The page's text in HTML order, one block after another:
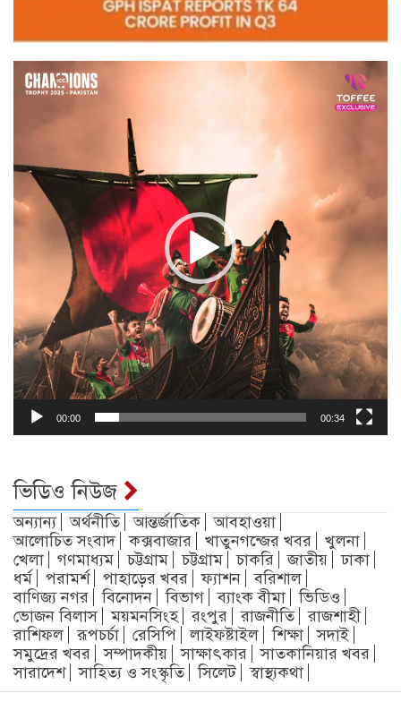
Video
Player
00:00 00:34
ভিডিও নিউজ
অন্যান্য অর্থনীতি আন্তর্জাতিক
আবহাওয়া
আলোচিত সংবাদ
কক্সবাজার খাতুনগন্জের খবর
খুলনা
খেলা
গণমাধ্যম চট্টগ্রাম চট্টগ্রাম চাকরি জাতীয়
ঢাকা
ধর্ম
পরামর্শ পাহাড়ের খবর ফ্যাশন
বরিশাল
বাণিজ্য নগর
বিনোদন বিভাগ ব্যাংক বীমা
ভিডিও
ভোজন বিলাস
ময়মনসিংহ রংপুর রাজনীতি
রাজশাহী
রাশিফল
রূপচর্চা রেসিপি লাইফষ্টাইল শিক্ষা
সদাই
সমুদ্রের খবর
সম্পাদকীয় সাক্ষাৎকার
সাতকানিয়ার খবর
সারাদেশ
সাহিত্য ও সংস্কৃতি সিলেট স্বাস্থ্যকথা